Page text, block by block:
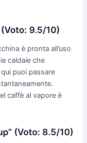
9.5/10)
è pronta all’uso
caldaie che
puoi passare
caffè al vapore è
(Voto: 8.5/10)